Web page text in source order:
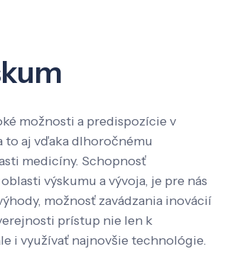
možnosti a predispozície v
to aj vďaka dlhoročnému
medicíny. Schopnosť
výskumu a vývoja, je pre nás
možnosť zavádzania inovácií
prístup nie len k
i využívať najnovšie technológie.